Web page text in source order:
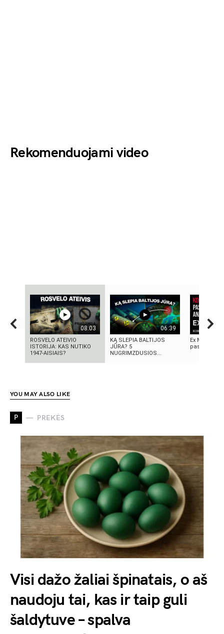
Rekomenduojami video
08:03
ROSVELO ATEIVIO
ISTORIJA: KAS NUTIKO
1947-AISIAIS?
06:39
KĄ SLEPIA BALTIJOS
JŪRA? 5
NUGRIMZDUSIOS...
Ex
pasirinkimo
YOU MAY ALSO LIKE
P PREKĖS
Visi dažo žaliai špinatais, o aš
naudoju tai, kas ir taip guli
šaldytuve – spalva